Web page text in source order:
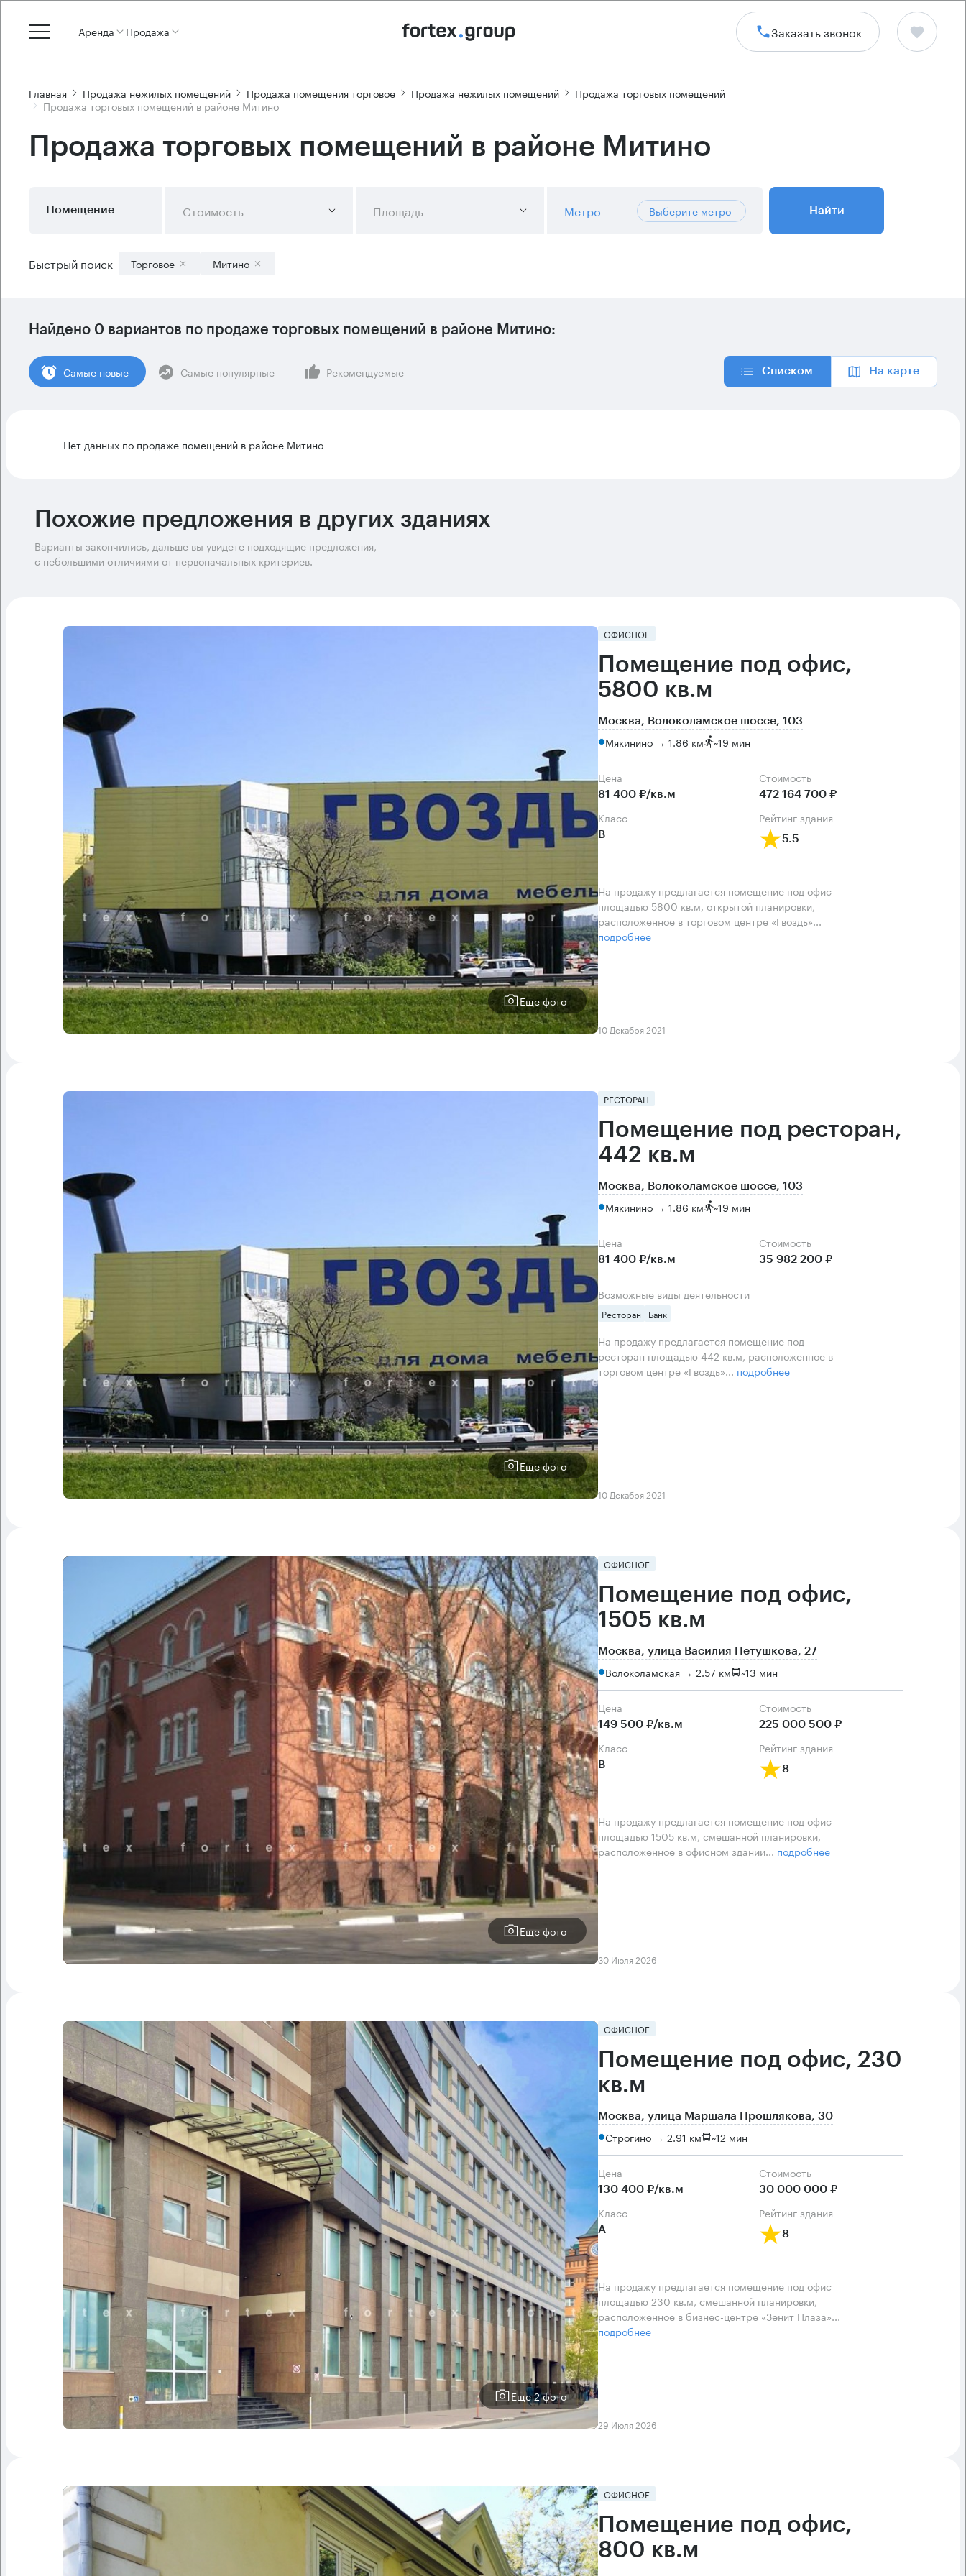
Аренда Продажа Заказать звонок
Главная Продажа нежилых помещений Продажа помещения торговое Продажа нежилых помещений
Продажа торговых помещений
Продажа торговых помещений в районе Митино
Продажа торговых помещений в районе Митино
Помещение Стоимость Площадь Метро Выберите метро Найти
Быстрый поиск Торговое Митино
Найдено 0 вариантов по продаже торговых помещений в районе Митино:
Cамые новые Самые популярные Рекомендуемые Списком На карте
Нет данных по продаже помещений в районе Митино
Похожие предложения в других зданиях
Варианты закончились, дальше вы увидете подходящие предложения,
с небольшими отличиями от первоначальных критериев.
Еще фото
ОФИСНОЕ
Помещение под офис,
5800 кв.м
Москва, Волоколамское шоссе, 103
Мякинино → 1.86 км ~19 мин
Цена
81 400 ₽/кв.м
Cтоимость
472 164 700 ₽
класс
B
рейтинг здания
5.5
На продажу предлагается помещение под офис
площадью 5800 кв.м, открытой планировки,
расположенное в торговом центре «Гвоздь»...
подробнее
10 Декабря 2021
Еще фото
РЕСТОРАН
Помещение под ресторан,
442 кв.м
Москва, Волоколамское шоссе, 103
Мякинино → 1.86 км ~19 мин
Цена
81 400 ₽/кв.м
Cтоимость
35 982 200 ₽
Возможные виды деятельности
Ресторан Банк
На продажу предлагается помещение под
ресторан площадью 442 кв.м, расположенное в
торговом центре «Гвоздь»... подробнее
10 Декабря 2021
Еще фото
ОФИСНОЕ
Помещение под офис,
1505 кв.м
Москва, улица Василия Петушкова, 27
Волоколамская → 2.57 км ~13 мин
Цена
149 500 ₽/кв.м
Cтоимость
225 000 500 ₽
класс
B
рейтинг здания
8
На продажу предлагается помещение под офис
площадью 1505 кв.м, смешанной планировки,
расположенное в офисном здании... подробнее
30 Июля 2026
Еще 2 фото
ОФИСНОЕ
Помещение под офис, 230
кв.м
Москва, улица Маршала Прошлякова, 30
Строгино → 2.91 км ~12 мин
Цена
130 400 ₽/кв.м
Cтоимость
30 000 000 ₽
класс
А
рейтинг здания
8
На продажу предлагается помещение под офис
площадью 230 кв.м, смешанной планировки,
расположенное в бизнес-центре «Зенит Плаза»...
подробнее
29 Июля 2026
ОФИСНОЕ
Помещение под офис,
800 кв.м